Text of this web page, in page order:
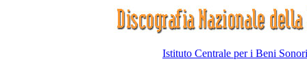
Istituto Centrale per i Beni